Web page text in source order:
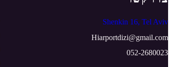
Shenkin 16, Tel Aviv
Hiarportdizi@gmail.com
052-2680023